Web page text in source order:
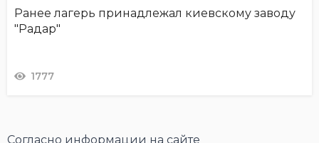
Ранее лагерь принадлежал киевскому заводу
"Радар"
1777
Согласно информации на сайте